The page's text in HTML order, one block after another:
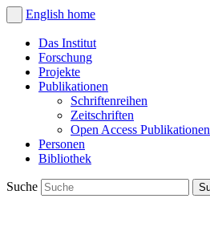
English home
Das Institut
Forschung
Projekte
Publikationen
Schriftenreihen
Zeitschriften
Open Access Publikationen
Personen
Bibliothek
Suche